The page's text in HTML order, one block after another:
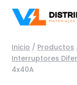
contenido
Inicio / Productos
Interruptores
4x40A